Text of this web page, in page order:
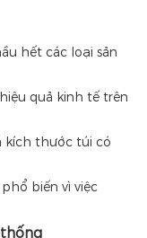
hết các loại sản
quả kinh tế trên
kích thước túi có
biến vì việc